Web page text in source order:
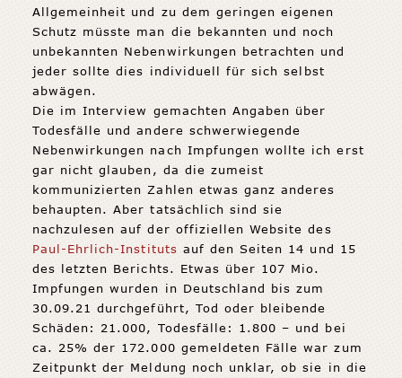
Allgemeinheit und zu dem geringen eigenen
Schutz müsste man die bekannten und noch
unbekannten Nebenwirkungen betrachten und
jeder sollte dies individuell für sich selbst
abwägen.
Die im Interview gemachten Angaben über
Todesfälle und andere schwerwiegende
Nebenwirkungen nach Impfungen wollte ich erst
gar nicht glauben, da die zumeist
kommunizierten Zahlen etwas ganz anderes
behaupten. Aber tatsächlich sind sie
nachzulesen auf der offiziellen Website des
Paul-Ehrlich-Instituts auf den Seiten 14 und 15
des letzten Berichts. Etwas über 107 Mio.
Impfungen wurden in Deutschland bis zum
30.09.21 durchgeführt, Tod oder bleibende
Schäden: 21.000, Todesfälle: 1.800 – und bei
ca. 25% der 172.000 gemeldeten Fälle war zum
Zeitpunkt der Meldung noch unklar, ob sie in die